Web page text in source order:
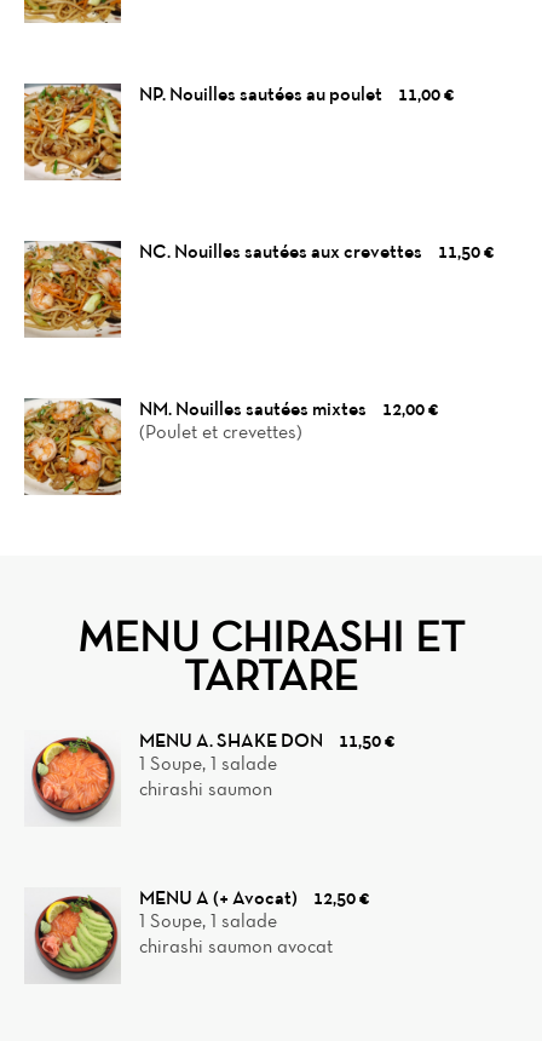
NP. Nouilles sautées au poulet 11,00 €
NC. Nouilles sautées aux crevettes 11,50 €
NM. Nouilles sautées mixtes
12,00 €
(Poulet et crevettes)
MENU CHIRASHI ET
TARTARE
MENU A. SHAKE DON
11,50 €
1 Soupe, 1 salade
chirashi saumon
MENU A (+ Avocat)
12,50 €
1 Soupe, 1 salade
chirashi saumon avocat